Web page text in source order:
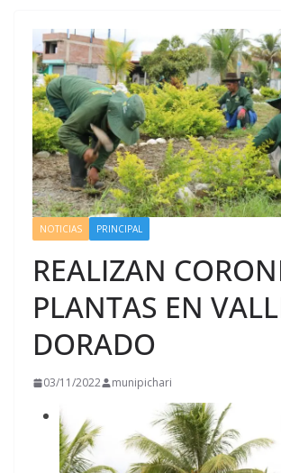
NOTICIAS PRINCIPAL
REALIZAN
PLANTAS EN
DORADO
03/11/2022 munipichari